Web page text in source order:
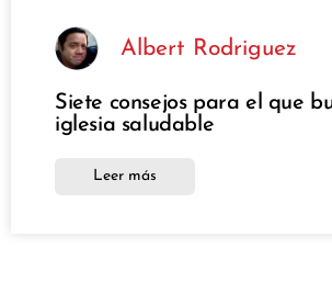
Albert Rodriguez
Siete consejos para el que
iglesia saludable
Leer más